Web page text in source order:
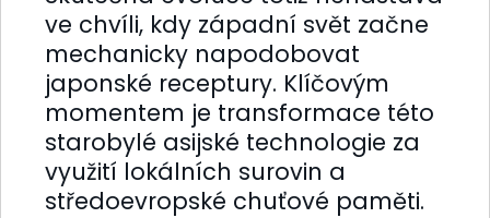
ve chvíli, kdy západní svět začne
mechanicky napodobovat
japonské receptury. Klíčovým
momentem je transformace této
starobylé asijské technologie za
využití lokálních surovin a
středoevropské chuťové paměti.